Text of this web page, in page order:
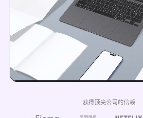
获得顶尖公司的信赖